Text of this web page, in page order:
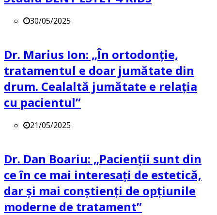
30/05/2025
Dr. Marius Ion: „În ortodonție,
tratamentul e doar jumătate din
drum. Cealaltă jumătate e relația
cu pacientul”
21/05/2025
Dr. Dan Boariu: „Pacienții sunt din
ce în ce mai interesați de estetică,
dar și mai conștienți de opțiunile
moderne de tratament”